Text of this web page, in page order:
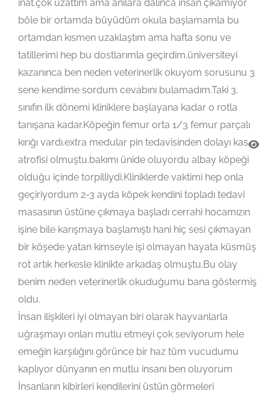
inat.çok uzattım ama anılara dalınca insan çıkamıyor
böle bir ortamda büyüdüm okula başlamamla bu
ortamdan kısmen uzaklaştım ama hafta sonu ve
tatillerimi hep bu dostlarımla geçirdim.üniversiteyi
kazanınca ben neden veterinerlik okuyom sorusunu 3
sene kendime sordum cevabını bulamadım.Taki 3.
sınıfın ilk dönemi kliniklere başlayana kadar o rotla
tanışana kadar.Köpeğin femur orta 1/3 femur parçalı
kırığı vardı.extra medular pin tedavisinden dolayı kas
atrofisi olmuştu.bakımı ünide oluyordu albay köpeği
olduğu içinde torpilliydi.Kliniklerde vaktimi hep onla
geçiriyordum 2-3 ayda köpek kendini topladı tedavi
masasının üstüne çıkmaya başladı cerrahi hocamızın
işine bile karışmaya başlamıştı hani hiç sesi çıkmayan
bir köşede yatan kimseyle işi olmayan hayata küsmüş
rot artık herkesle klinikte arkadaş olmuştu.Bu olay
benim neden veterinerlik okuduğumu bana göstermiş
oldu.
İnsan ilişkileri iyi olmayan biri olarak hayvanlarla
uğraşmayı onları mutlu etmeyi çok seviyorum hele
emeğin karşılığını görünce bir haz tüm vucudumu
kaplıyor dünyanın en mutlu insanı ben oluyorum
İnsanların kibirleri kendilerini üstün görmeleri